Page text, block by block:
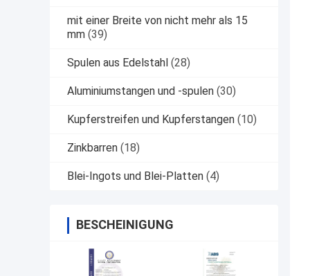
mit einer Breite von nicht mehr als 15
mm (39)
Spulen aus Edelstahl (28)
Aluminiumstangen und -spulen (30)
Kupferstreifen und Kupferstangen (10)
Zinkbarren (18)
Blei-Ingots und Blei-Platten (4)
BESCHEINIGUNG